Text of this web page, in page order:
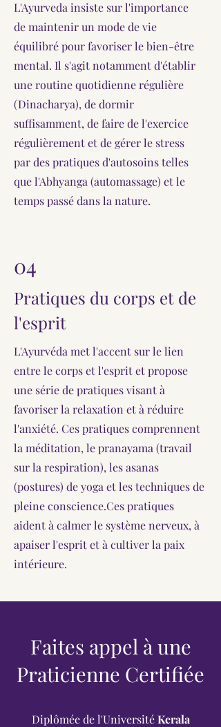
L'Ayurveda insiste sur l'importance
de maintenir un mode de vie
équilibré pour favoriser le bien-être
mental. Il s'agit notamment d'établir
une routine quotidienne régulière
(Dinacharya), de dormir
suffisamment, de faire de l'exercice
régulièrement et de gérer le stress
par des pratiques d'autosoins telles
que l'Abhyanga (automassage) et le
temps passé dans la nature.
04
Pratiques du corps et de
l'esprit
L'Ayurvéda met l'accent sur le lien
entre le corps et l'esprit et propose
une série de pratiques visant à
favoriser la relaxation et à réduire
l'anxiété. Ces pratiques comprennent
la méditation, le pranayama (travail
sur la respiration), les asanas
(postures) de yoga et les techniques de
pleine conscience.Ces pratiques
aident à calmer le système nerveux, à
apaiser l'esprit et à cultiver la paix
intérieure.
Faites appel à une
Praticienne Certifiée
Diplômée de l'UniversitéKerala